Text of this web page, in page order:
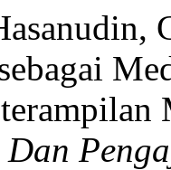
Dan